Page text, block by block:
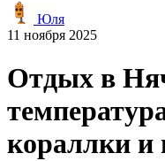
Юля
11 ноября 2025
Отдых в
кораллки и